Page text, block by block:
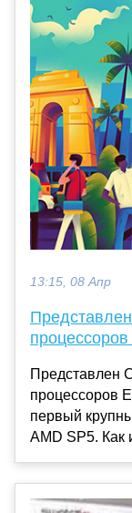
13:15, 08 Апр
Представлен
процессоров
первый
AMD SP5. Как